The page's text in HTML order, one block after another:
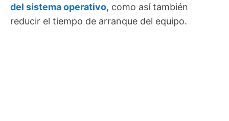
del sistema operativo, como así también
reducir el tiempo de arranque del equipo.